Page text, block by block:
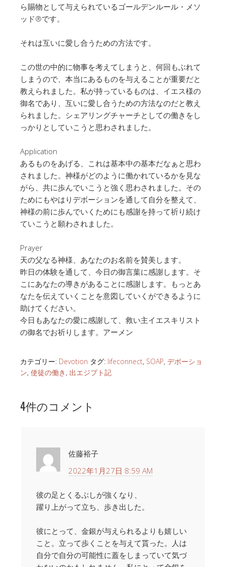
ら賜物として与えられているゴールデンルール・メソ
ッド®︎です。
それは互いに愛し合うための方法です。
この世の中的に物事を考えてしまうと、何回もぶれて
しまうので、本当にあるものを与えることが重要だと
教えられました。私が持っているものは、イエス様の
御名であり、互いに愛し合うための方法なのだと教え
られました。シェアリングチャーチとしての働きをし
っかりとしていこうと思わされました。
Application
あるものをあげる、これは基本中の基本だなぁと思わ
されました。神様がどのように働かれているかを見な
がら、共に歩んでいこうと強く思わされました。その
ためにもやはりデボーションを通して自分を整えて、
神様の前に歩んでいくためにも感謝を持って祈り続け
ていこうと願わされました。
Prayer
天の父なる神様、あなたのお名前を賛美します。
昨日の体験を通して、今日の御言葉に感謝します。そ
こにあなたの導きがあることに感謝します。もっとあ
なたを伝えていくことを意図していくができるように
助けてください。
今日もあなたの愛に感謝して、救い主イエスキリスト
の御名でお祈りします。アーメン
カテゴリー: Devotion タグ: lifeconnect, SOAP, デボーショ
ン, 使徒の働き , 出エジプト記
4件のコメント
佐藤裕子
2022年1月27日 8:59 AM
彼の足とくるぶしが強くなり、
躍り上がって立ち、歩き出した。
彼にとって、金銀が与えられるよりも嬉しい
こと。立って歩くことを与えて貰った。人は
自分で自分の可能性に蓋をしまっていて気づ